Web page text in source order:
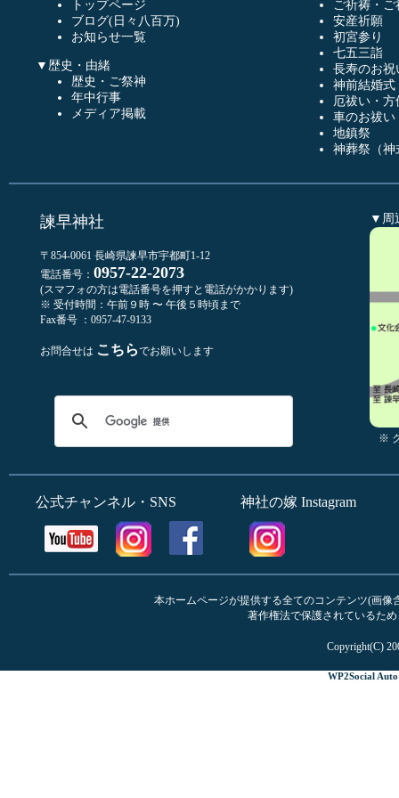
トップページ
ブログ(日々八百万)
お知らせ一覧
▼歴史・由緒
歴史・ご祭神
年中行事
メディア掲載
ご祈祷・
安産祈願
初宮参り
七五三詣
長寿のお祝
神前結婚式
厄祓い・方
車のお祓い
地鎮祭
神葬祭（神
諫早神社
〒854-0061 長崎県諫早市宇都町1-12
電話番号： 0957-22-2073
(スマフォの方は電話番号を押すと電話がかかります)
※ 受付時間：午前９時 〜 午後５時頃まで
Fax番号 ：0957-47-9133
お問合せは こちらでお願いします
▼周
※
公式チャンネル・SNS 神社の嫁 Instagram
本ホームページが提供する全てのコンテンツ(画
著作権法で保護されているた
Copyright(C)
WP2Social